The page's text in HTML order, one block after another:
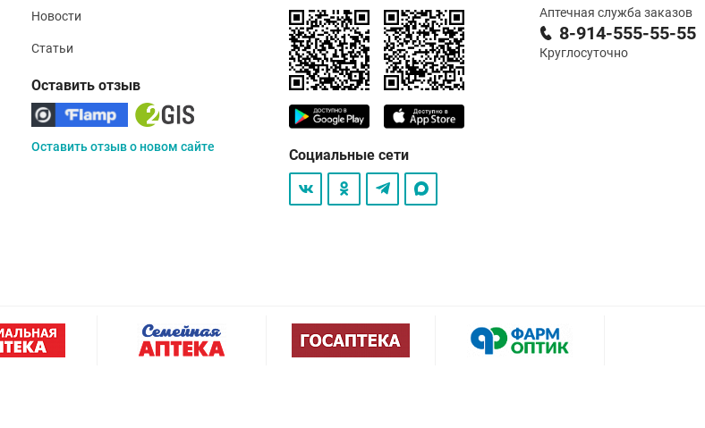
Новости
Статьи
Оставить отзыв
Оставить отзыв о новом сайте Социальные сети
Аптечная служба заказов
8-914-555-55-55
Круглосуточно